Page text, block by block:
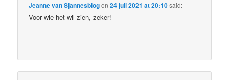
Jeanne van Sjannesblogon24 juli 2021 at 20:10said:
Voor wie het wil zien, zeker!